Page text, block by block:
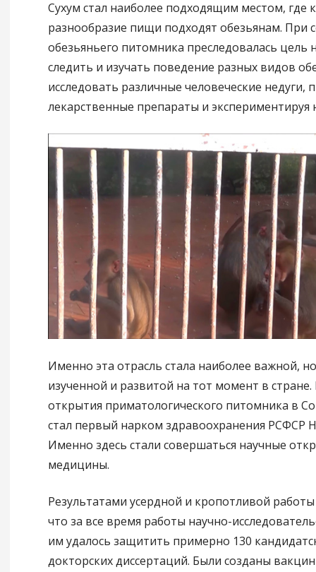
Сухум стал наиболее подходящим местом, где
разнообразие пищи подходят обезьянам. При
обезьяньего питомника преследовалась цель
следить и изучать поведение разных видов
исследовать различные человеческие недуги,
лекарственные препараты и
Именно эта отрасль стала наиболее важной,
изученной и развитой на тот момент в
открытия приматологического питомника в
стал первый нарком здравоохранения РСФСР
Именно здесь стали совершаться научные
медицины.
Результатами усердной и кропотливой работы
что за все время работы научно-
им удалось защитить примерно 130
докторских диссертаций. Были созданы